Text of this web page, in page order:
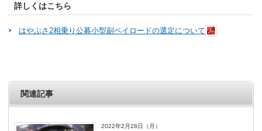
詳しくはこちら
はやぶさ2相乗り公募小型副ペイロードの選定について
関連記事
2022年2月28日（月）